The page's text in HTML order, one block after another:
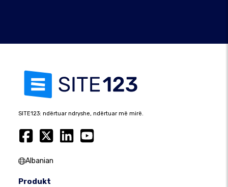
SITE123: ndërtuar ndryshe, ndërtuar më mirë.
Albanian
Produkt